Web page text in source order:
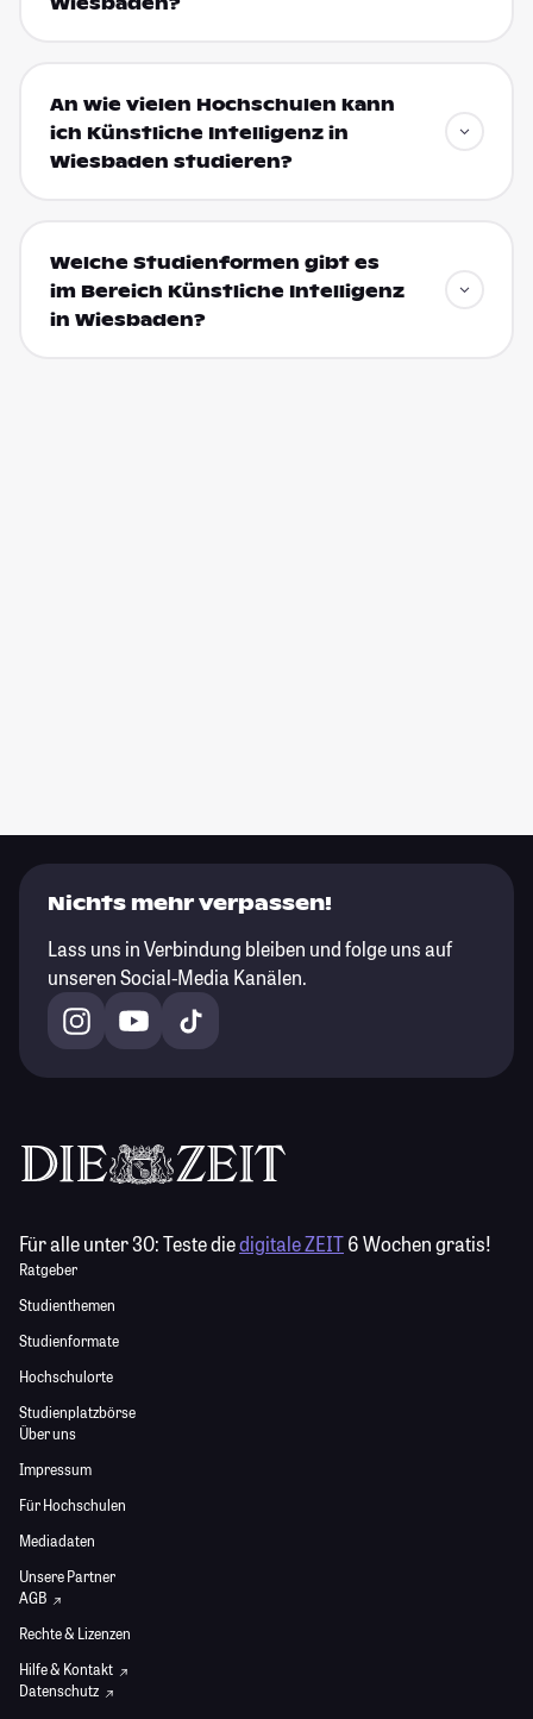
An wie vielen Hochschulen kann
ich Künstliche Intelligenz in
Wiesbaden studieren?
Welche Studienformen gibt es
im Bereich Künstliche Intelligenz
in Wiesbaden?
Nichts mehr verpassen!
Lass uns in Verbindung bleiben und folge uns auf
unseren Social-Media Kanälen.
Für alle unter 30:Teste diedigitale ZEIT6 Wochen gratis!
Ratgeber
Studienthemen
Studienformate
Hochschulorte
Studienplatzbörse
Über uns
Impressum
Für Hochschulen
Mediadaten
Unsere Partner
AGB
Rechte & Lizenzen
Hilfe & Kontakt
Datenschutz